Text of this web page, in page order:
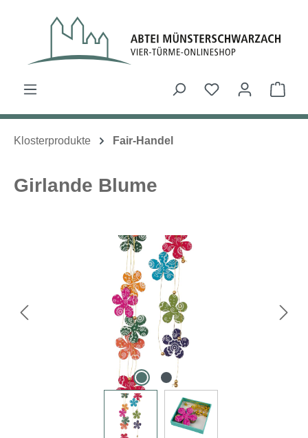
Zum Hauptinhalt springen
Du hast 0
Klosterprodukte Fair-Handel
Girlande Blume
Bildergalerie überspringen